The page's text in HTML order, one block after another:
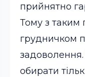
прийнятно
Тому з таким
грудничком
обирати